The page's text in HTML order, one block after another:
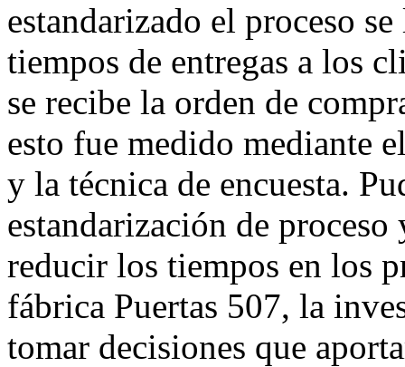
estandarizado el proceso
tiempos de entregas a los
se recibe la orden de
esto fue medido mediante
y la técnica de encuesta.
estandarización de
reducir los tiempos en los
fábrica Puertas 507, la
tomar decisiones que